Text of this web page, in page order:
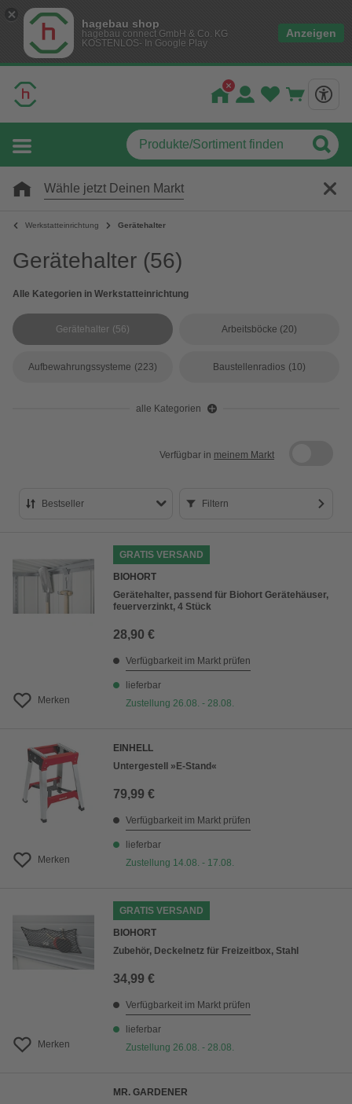
hagebau shop
hagebau connect GmbH & Co. KG
KOSTENLOS- In Google Play
Anzeigen
Wähle jetzt Deinen Markt
Werkstatteinrichtung Gerätehalter
Gerätehalter (56)
Alle Kategorien in Werkstatteinrichtung
Gerätehalter (56) Arbeitsböcke (20)
Aufbewahrungssysteme (223) Baustellenradios (10)
alle Kategorien
Verfügbar in meinem Markt
Bestseller
Preis aufsteigend
Preis absteigend
Filtern
Merken
GRATIS VERSAND
BIOHORT
Gerätehalter, passend für Biohort Gerätehäuser,
feuerverzinkt, 4 Stück
28,90 €
Verfügbarkeit im Markt prüfen
lieferbar
Zustellung 26.08. - 28.08.
Merken
EINHELL
Untergestell »E-Stand«
79,99 €
Verfügbarkeit im Markt prüfen
lieferbar
Zustellung 14.08. - 17.08.
Merken
GRATIS VERSAND
BIOHORT
Zubehör, Deckelnetz für Freizeitbox, Stahl
34,99 €
Verfügbarkeit im Markt prüfen
lieferbar
Zustellung 26.08. - 28.08.
MR. GARDENER